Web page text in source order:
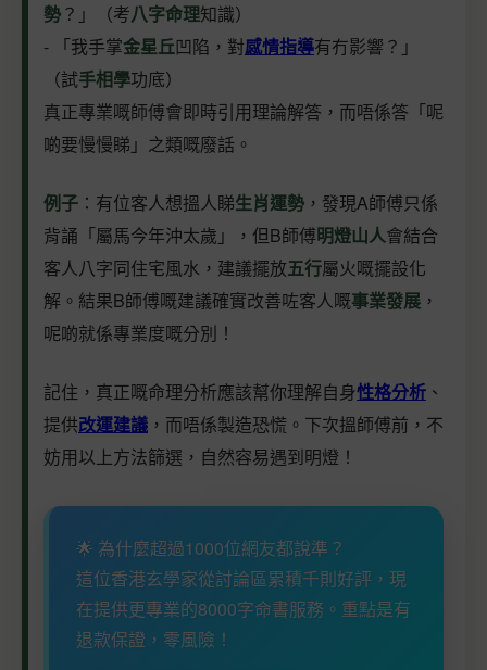
勢？」（考八字命理知識）
- 「我手掌金星丘凹陷，對感情指導有冇影響？」
（試手相學功底）
真正專業嘅師傅會即時引用理論解答，而唔係答「呢
啲要慢慢睇」之類嘅廢話。
例子 ：有位客人想搵人睇生肖運勢 ，發現A師傅只係
背誦「屬馬今年沖太歲」，但B師傅明燈山人會結合
客人八字同住宅風水，建議擺放五行屬火嘅擺設化
解。結果B師傅嘅建議確實改善咗客人嘅事業發展 ，
呢啲就係專業度嘅分別！
記住，真正嘅命理分析應該幫你理解自身性格分析 、
提供改運建議 ，而唔係製造恐慌。下次搵師傅前，不
妨用以上方法篩選，自然容易遇到明燈！
🌟 為什麼超過1000位網友都說準？
這位香港玄學家從討論區累積千則好評，現
在提供更專業的8000字命書服務。重點是有
退款保證，零風險！